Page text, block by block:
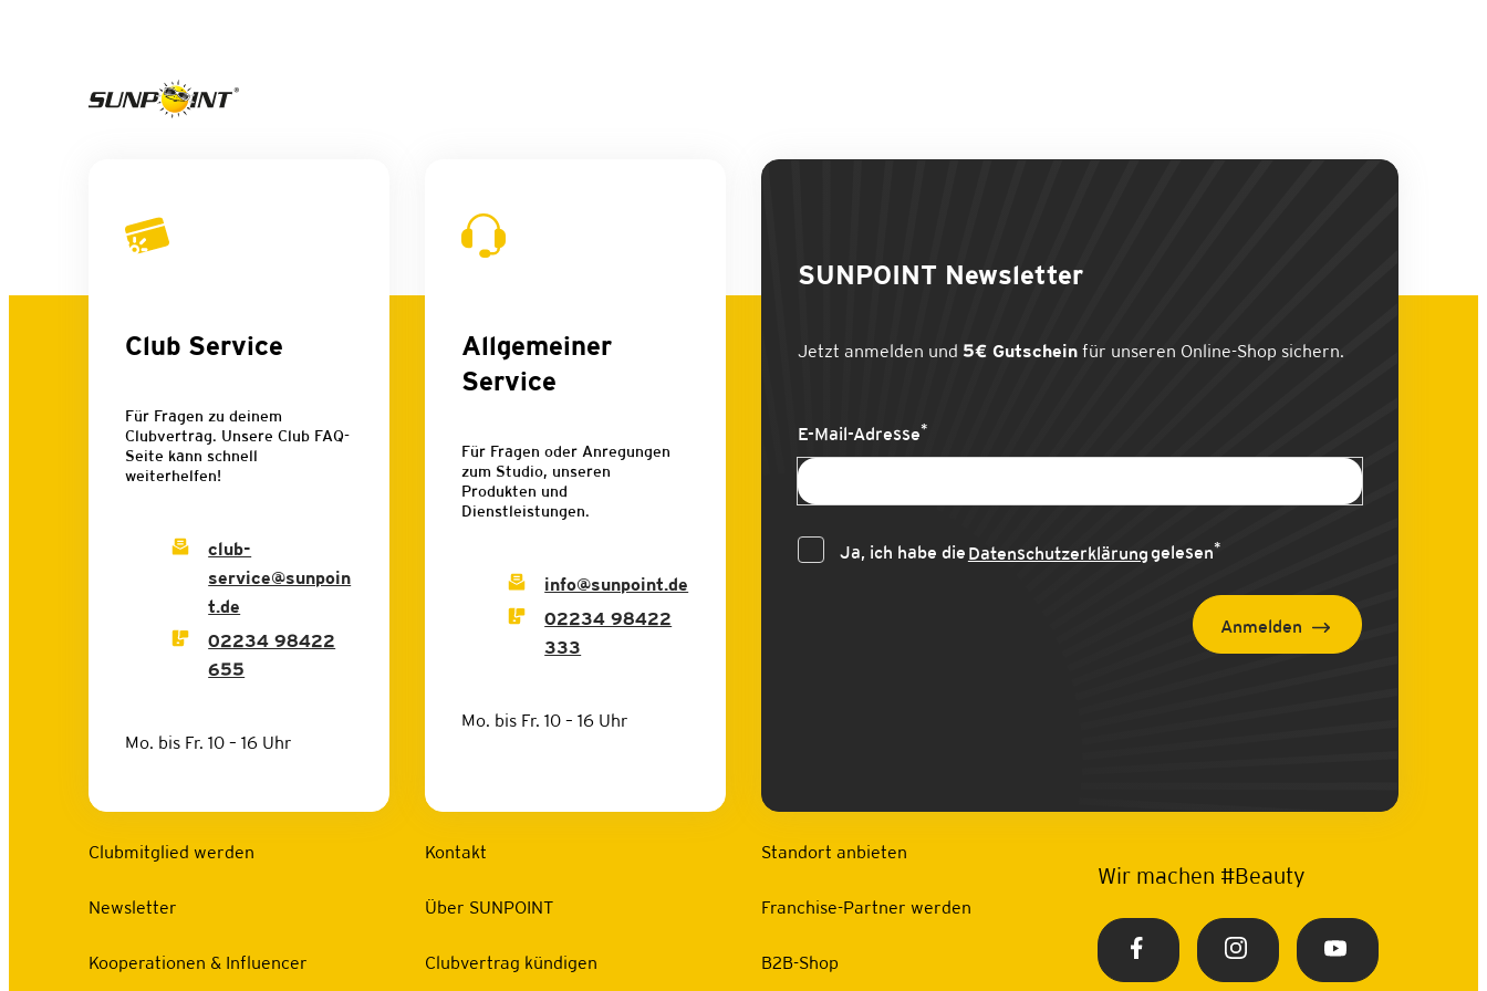
Club Service
Für Fragen zu deinem
Clubvertrag. Unsere Club FAQ-
Seite kann schnell
weiterhelfen!
club-
service@sunpoin
t.de
02234 98422
655
Mo. bis Fr. 10 – 16 Uhr
Allgemeiner
Service
Für Fragen oder Anregungen
zum Studio, unseren
Produkten und
Dienstleistungen.
info@sunpoint.de
02234 98422
333
Mo. bis Fr. 10 – 16 Uhr
SUNPOINT Newsletter
Jetzt anmelden und 5€ Gutschein für unseren Online-Shop sichern.
E-Mail-Adresse*
Ja, ich habe die Datenschutzerklärunggelesen*
Anmelden
Clubmitglied werden
Newsletter
Kooperationen & Influencer
Kontakt
Über SUNPOINT
Clubvertrag kündigen
Standort anbieten
Franchise-Partner werden
B2B-Shop
Wir machen #Beauty